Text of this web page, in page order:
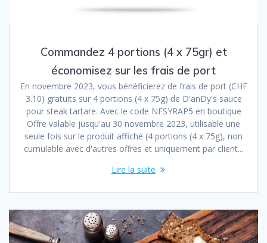
Commandez 4 portions (4 x 75gr) et
économisez sur les frais de port
En novembre 2023, vous bénéficierez de frais de port (CHF
3.10) gratuits sur 4 portions (4 x 75g) de D'anDy's sauce
pour steak tartare. Avec le code NFSYRAP5 en boutique
Offre valable jusqu'au 30 novembre 2023, utilisable une
seule fois sur le produit affiché (4 portions (4 x 75g), non
cumulable avec d'autres offres et uniquement par client...
Lire la suite